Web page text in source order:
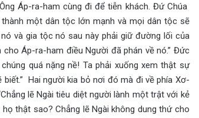
Áp-ra-ham cùng đi để tiễn khách. Đứ Chúa
một dân tộc lớn mạnh và mọi dân tộc sẽ
và gia tộc nó sau này phải giữ đường lối của
Áp-ra-ham điều Người đã phán về nó.” Đức
quá nặng nề! Ta phải xuống xem thật sự
Hai người kia bỏ nơi đó mà đi về phía Xơ-
lẽ Ngài tiêu diệt người lành một trật với kẻ
thật sao? Chẳng lẽ Ngài không dung thứ cho